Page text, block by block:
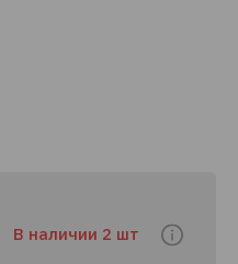
В наличии 2 шт